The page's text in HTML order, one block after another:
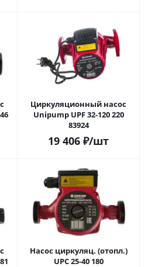
Циркуляционный насос
Unipump UPF 32-120 220
83924
19 406 ₽/шт
Насос циркуляц. (отопл.)
UPС 25-40 180